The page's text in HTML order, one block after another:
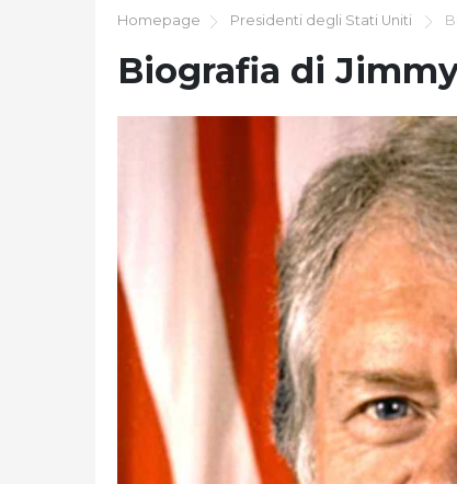
Homepage Presidenti degli Stati Uniti
Biografia di